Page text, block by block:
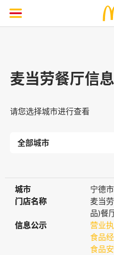
麦当劳餐厅信
请您选择城市进行查看
城市
城市
宁德市
门店名称
门店名称
麦当
品)餐
信息公示
信息公示
营业
食品
食品